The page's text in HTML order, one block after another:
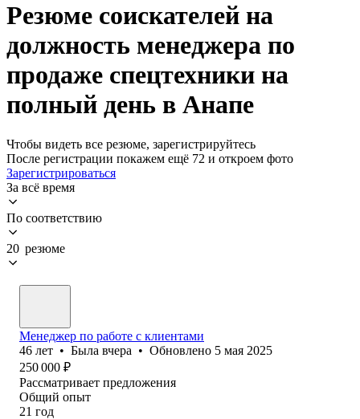
Резюме соискателей на
должность менеджера по
продаже спецтехники на
полный день в Анапе
Чтобы видеть все резюме, зарегистрируйтесь
После регистрации покажем ещё 72 и откроем фото
Зарегистрироваться
За всё время
По соответствию
20 резюме
Менеджер по работе с клиентами
46 лет • Была вчера • Обновлено 5 мая 2025
250 000 ₽
Рассматривает предложения
Общий опыт
21 год